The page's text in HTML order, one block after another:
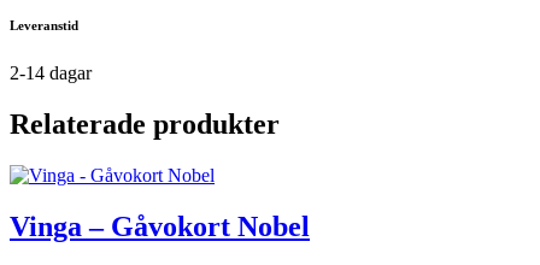
Leveranstid
2-14 dagar
Relaterade produkter
Vinga – Gåvokort Nobel